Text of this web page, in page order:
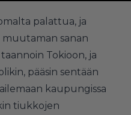
palattua, ja
sanan
Tokioon, ja
pääsin sentään
kaupungissa
tiukkojen